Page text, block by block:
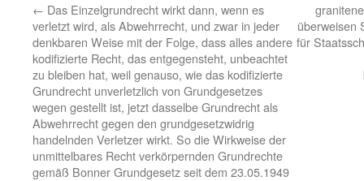
← Das Einzelgrundrecht wirkt dann, wenn es
verletzt wird, als Abwehrrecht, und zwar in jeder
denkbaren Weise mit der Folge, dass alles andere
kodifizierte Recht, das entgegensteht, unbeachtet
zu bleiben hat, weil genauso, wie das kodifizierte
Grundrecht unverletzlich von Grundgesetzes
wegen gestellt ist, jetzt dasselbe Grundrecht als
Abwehrrecht gegen den grundgesetzwidrig
handelnden Verletzer wirkt. So die Wirkweise der
unmittelbares Recht verkörpernden Grundrechte
gemäß Bonner Grundgesetz seit dem 23.05.1949
überweisen
für